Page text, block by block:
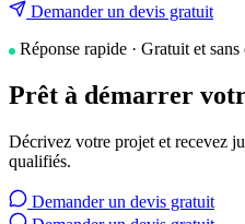
Demander un devis gratuit
Réponse rapide · Gratuit et sans
Prêt à démarrer
Décrivez votre projet et recevez
qualifiés.
Demander un devis gratuit